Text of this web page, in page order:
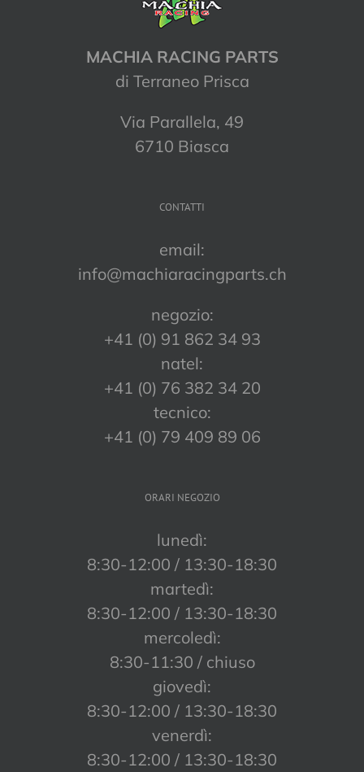
MACHIA RACING PARTS
di Terraneo Prisca
Via Parallela, 49
6710 Biasca
CONTATTI
email:
info@machiaracingparts.ch
negozio:
+41 (0) 91 862 34 93
natel:
+41 (0) 76 382 34 20
tecnico:
+41 (0) 79 409 89 06
ORARI NEGOZIO
lunedì:
8:30-12:00 / 13:30-18:30
martedì:
8:30-12:00 / 13:30-18:30
mercoledì:
8:30-11:30 / chiuso
giovedì:
8:30-12:00 / 13:30-18:30
venerdì:
8:30-12:00 / 13:30-18:30